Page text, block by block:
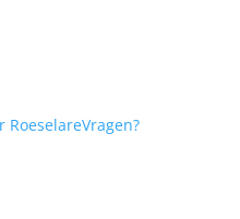
RoeselareVragen?